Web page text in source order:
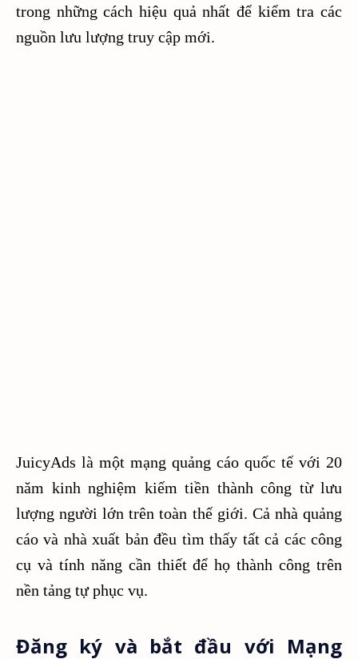
trong những cách hiệu quả nhất để kiểm tra các
nguồn lưu lượng truy cập mới.
JuicyAds là một mạng quảng cáo quốc tế với 20
năm kinh nghiệm kiếm tiền thành công từ lưu
lượng người lớn trên toàn thế giới. Cả nhà quảng
cáo và nhà xuất bản đều tìm thấy tất cả các công
cụ và tính năng cần thiết để họ thành công trên
nền tảng tự phục vụ.
Đăng ký và bắt đầu với Mạng